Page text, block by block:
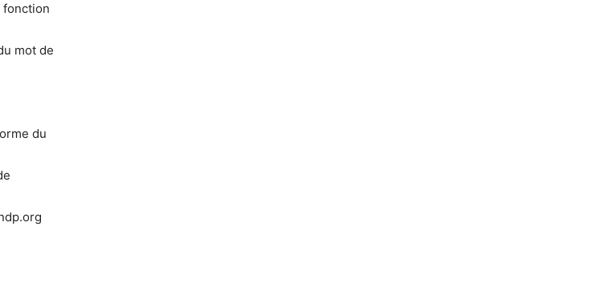
fonction
mot de
du